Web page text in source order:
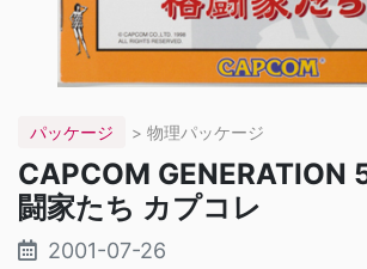
パッケージ > 物理パッケージ
CAPCOM GENERATION
闘家たち カプコレ
2001-07-26